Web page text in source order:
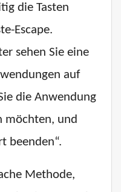
die Tasten
Escape.
sehen Sie eine
auf
die Anwendung
möchten, und
beenden“.
Methode,